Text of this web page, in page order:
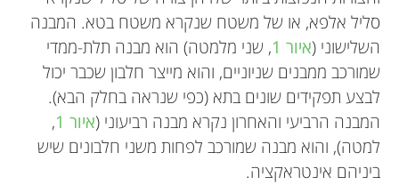
סליל אלפא, או של משטח שנקרא משטח בטא. המבנה
השלישוני (איור 1
, שני מלמטה) הוא מבנה תלת-ממדי
שמורכב ממבנים שניוניים, והוא מייצר חלבון שכבר יכול
לבצע תפקידים שונים בתא (כפי שנראה בחלק הבא).
המבנה הרביעי והאחרון נקרא מבנה רביעוני (איור 1
,
למטה), והוא מבנה שמורכב לפחות משני חלבונים שיש
ביניהם אינטראקציה.